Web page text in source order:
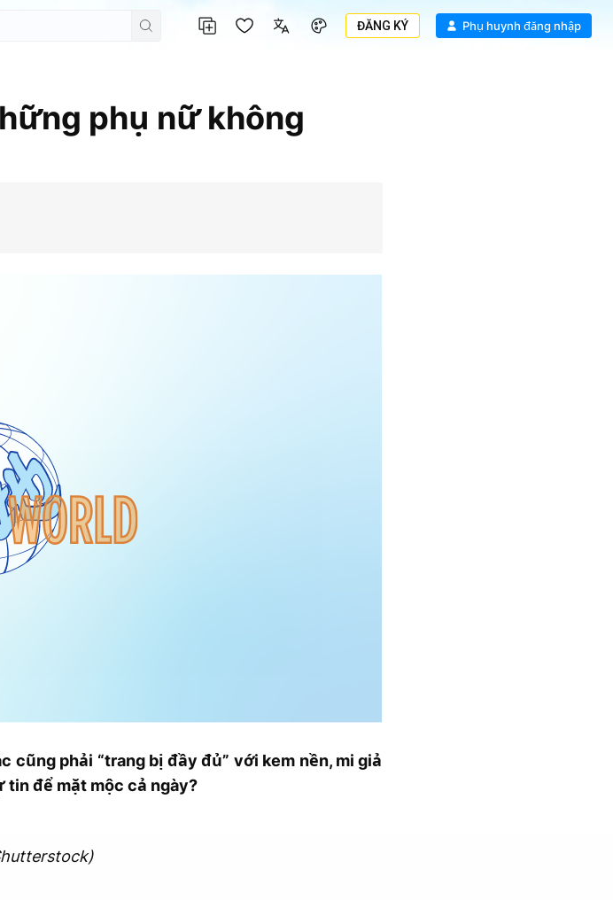
ĐĂNG KÝ Phụ huynh đăng nhập
phụ nữ không
cũng phải “trang bị đầy đủ” với kem nền, mi giả
tin để mặt mộc cả ngày?